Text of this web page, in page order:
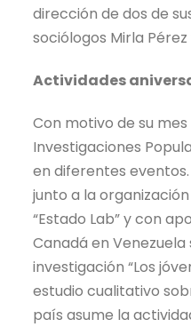
dirección de dos de
sociólogos Mirla
Actividades
Con motivo de su
Investigaciones
en diferentes eventos.
junto a la
“Estado Lab” y con
Canadá en
investigación “Los
estudio cualitativo
país asume la